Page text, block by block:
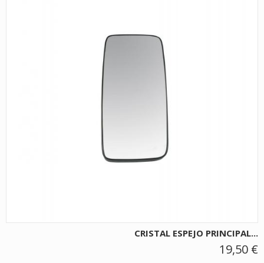
CRISTAL ESPEJO PRINCIPAL...
19,50 €